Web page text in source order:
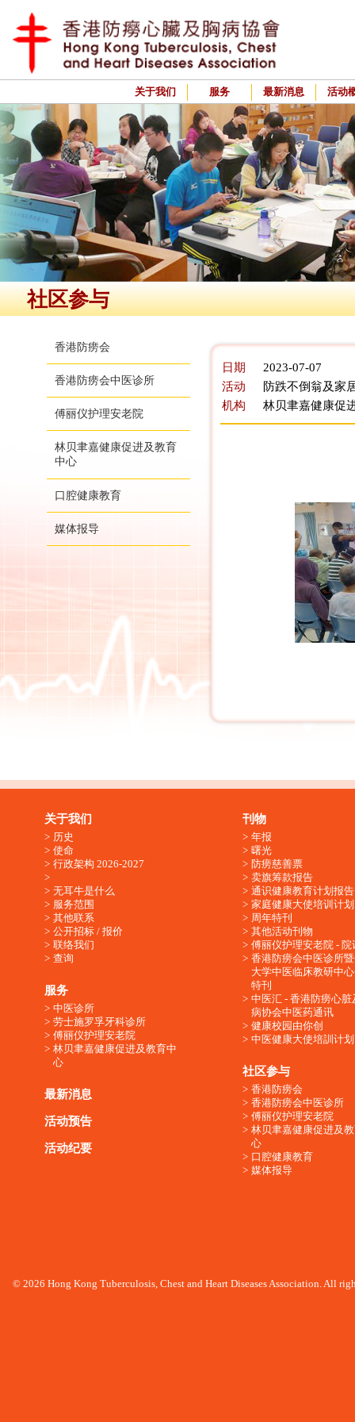
关于我们 服务 最新消息 活动
社区参与
香港防痨会
香港防痨会中医诊所
傅丽仪护理安老院
林贝聿嘉健康促进及教育
中心
口腔健康教育
媒体报导
日期
2023-07-07
活动
防跌不倒翁及家
机构
林贝聿嘉健康促
关于我们
历史
使命
行政架构 2026-2027
无耳牛是什么
服务范围
其他联系
公开招标 / 报价
联络我们
查询
服务
中医诊所
劳士施罗孚牙科诊所
傅丽仪护理安老院
林贝聿嘉健康促进及教育中
心
最新消息
活动预告
活动纪要
刊物
年报
曙光
防痨慈善票
卖旗筹款报告
通识健康教育计划报告
家庭健康大使培训计划
周年特刊
其他活动刊物
傅丽仪护理安老院 - 院
香港防痨会中医诊所
大学中医临床教研中
特刊
中医汇 - 香港防痨心脏
病协会中医药通讯
健康校园由你创
中医健康大使培訓计划
社区参与
香港防痨会
香港防痨会中医诊所
傅丽仪护理安老院
林贝聿嘉健康促进及
心
口腔健康教育
媒体报导
© 2026 Hong Kong Tuberculosis, Chest and Heart Diseases Association. All